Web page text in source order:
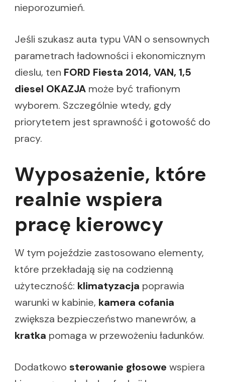
nieporozumień.
Jeśli szukasz auta typu VAN o sensownych
parametrach ładowności i ekonomicznym
dieslu, ten FORD Fiesta 2014, VAN, 1,5
diesel OKAZJA może być trafionym
wyborem. Szczególnie wtedy, gdy
priorytetem jest sprawność i gotowość do
pracy.
Wyposażenie, które
realnie wspiera
pracę kierowcy
W tym pojeździe zastosowano elementy,
które przekładają się na codzienną
użyteczność: klimatyzacja poprawia
warunki w kabinie, kamera cofania
zwiększa bezpieczeństwo manewrów, a
kratka pomaga w przewożeniu ładunków.
Dodatkowo sterowanie głosowe wspiera